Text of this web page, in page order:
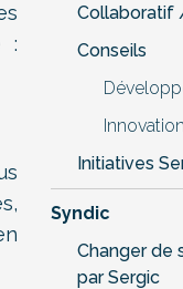
:
Collaboratif
Conseils
Initiatives
Syndic
Changer de
par Sergic